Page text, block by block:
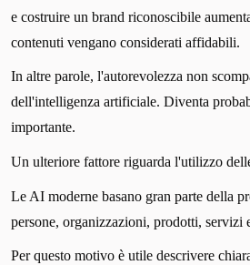
e costruire un brand riconoscibile
contenuti vengano considerati affidabili.
In altre parole, l'autorevolezza non
dell'intelligenza artificiale. Diventa
importante.
Un ulteriore fattore riguarda l'utilizzo
Le AI moderne basano gran parte della
persone, organizzazioni, prodotti, servizi
Per questo motivo è utile descrivere